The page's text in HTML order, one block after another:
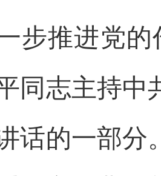
一步推进党
同志主持中
话的一部分